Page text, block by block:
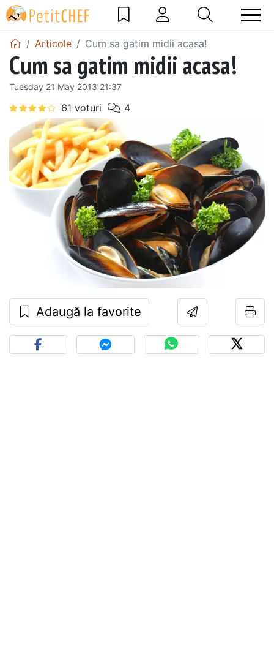
Articole Cum sa gatim midii acasa!
Cum sa gatim midii acasa!
Tuesday 21 May 2013 21:37
Adaugă la favorite